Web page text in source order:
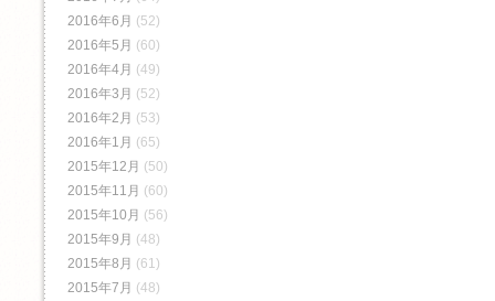
2016年6月 (52)
2016年5月 (60)
2016年4月 (49)
2016年3月 (52)
2016年2月 (53)
2016年1月 (65)
2015年12月 (50)
2015年11月 (60)
2015年10月 (56)
2015年9月 (48)
2015年8月 (61)
2015年7月 (48)